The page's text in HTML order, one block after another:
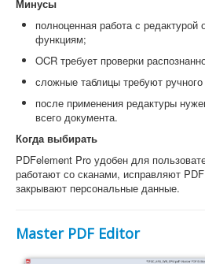
Минусы
полноценная работа с редактурой
функциям;
OCR требует проверки
сложные таблицы требуют ручного
после применения редактуры
всего документа.
Когда выбирать
PDFelement Pro удобен для
работают со сканами, исправляют
закрывают персональные данные.
Master PDF Editor